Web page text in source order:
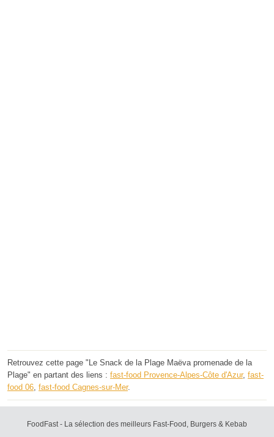
Retrouvez cette page "Le Snack de la Plage Maëva promenade de la
Plage" en partant des liens : fast-food Provence-Alpes-Côte d'Azur, fast-
food 06, fast-food Cagnes-sur-Mer.
FoodFast - La sélection des meilleurs Fast-Food, Burgers & Kebab